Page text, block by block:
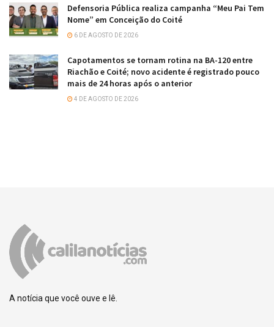
Defensoria Pública realiza campanha “Meu Pai Tem
Nome” em Conceição do Coité
6 DE AGOSTO DE 2026
Capotamentos se tornam rotina na BA-120 entre
Riachão e Coité; novo acidente é registrado pouco
mais de 24 horas após o anterior
4 DE AGOSTO DE 2026
A notícia que você ouve e lê.